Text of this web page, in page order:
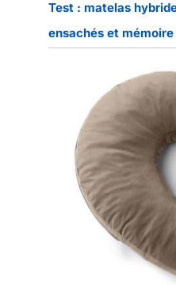
Test : matelas
ensachés et